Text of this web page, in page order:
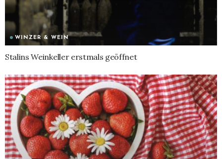
WINZER & WEIN
Stalins Weinkeller erstmals geöffnet